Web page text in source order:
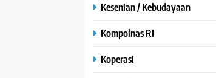
Kesenian / Kebudayaan
Kompolnas RI
Koperasi